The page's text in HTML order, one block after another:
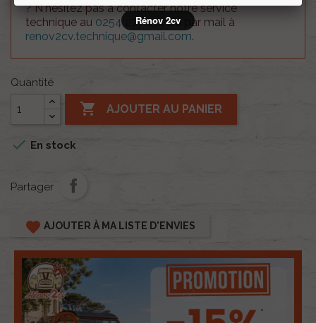
? N'hésitez pas à contacter notre service
technique au 0254 277 154 ou par mail à
renov2cv.technique@gmail.com.
Quantité
 AJOUTER AU PANIER
 En stock
Partager
favorite AJOUTER À MA LISTE D'ENVIES
Rénov 2cv